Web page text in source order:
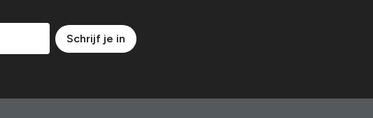
Schrijf je in